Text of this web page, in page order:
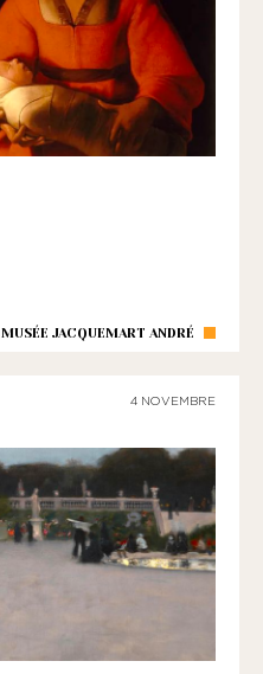
MUSÉE JACQUEMART ANDRÉ
4 NOVEMBRE